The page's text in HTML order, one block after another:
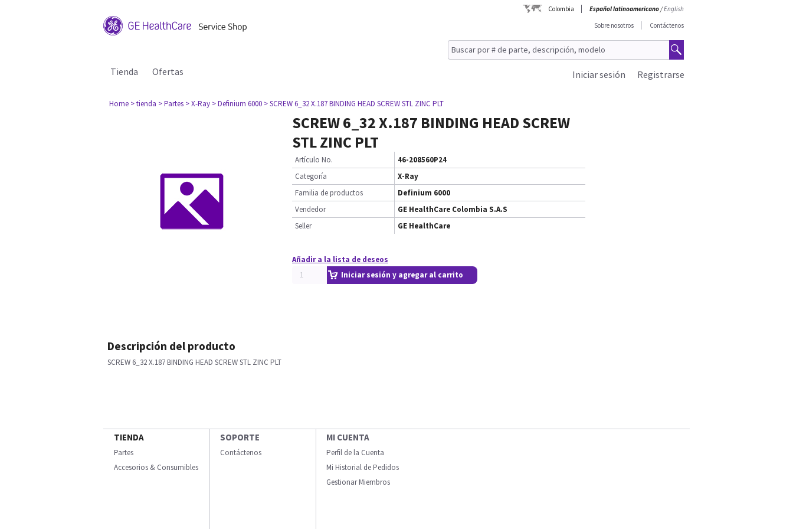
Colombia Español latinoamericano/English
Sobre nosotros
Contáctenos
Tienda Ofertas Registrarse
Iniciar sesión
Home > tienda > Partes > X-Ray > Definium 6000 > SCREW 6_32 X.187 BINDING HEAD SCREW STL ZINC PLT
SCREW 6_32 X.187 BINDING HEAD SCREW
STL ZINC PLT
Artículo No.
46-208560P24
Categoría
X-Ray
Familia de productos
Definium 6000
Vendedor
GE HealthCare Colombia S.A.S
Seller
GE HealthCare
Añadir a la lista de deseos
Iniciar sesión y agregar al carrito
Descripción del producto
SCREW 6_32 X.187 BINDING HEAD SCREW STL ZINC PLT
TIENDA
Partes
Accesorios & Consumibles
SOPORTE
Contáctenos
MI CUENTA
Perfil de la Cuenta
Mi Historial de Pedidos
Gestionar Miembros